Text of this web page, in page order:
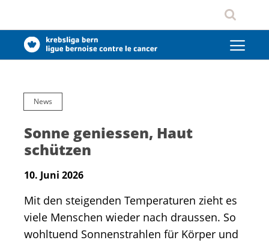
News
Sonne geniessen, Haut
schützen
10. Juni 2026
Mit den steigenden Temperaturen zieht es
viele Menschen wieder nach draussen. So
wohltuend Sonnenstrahlen für Körper und